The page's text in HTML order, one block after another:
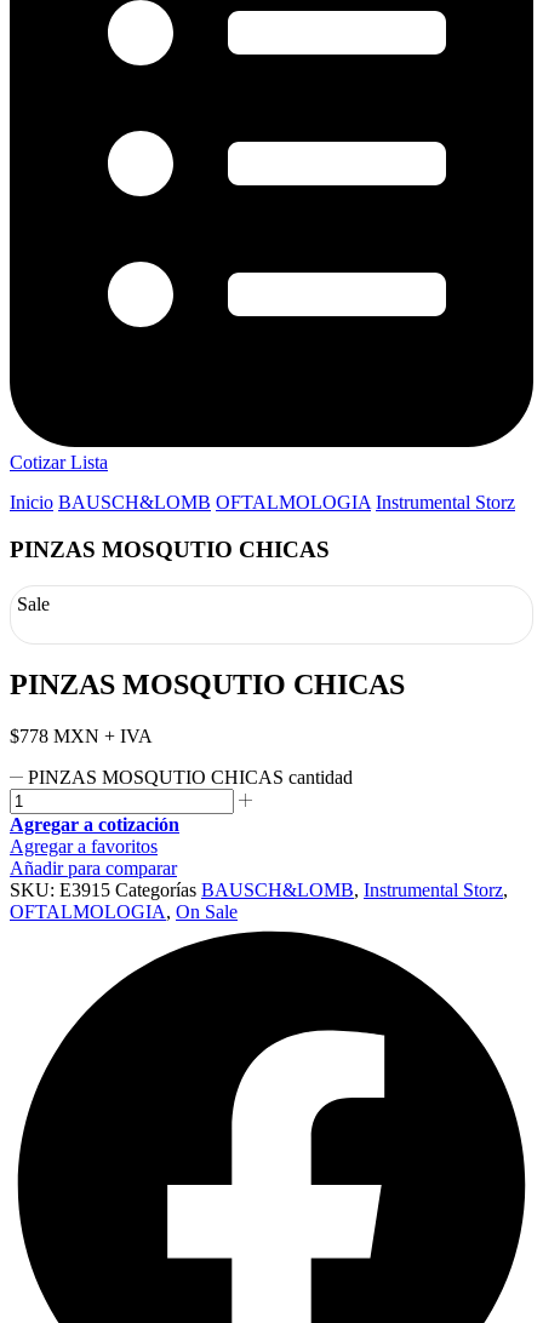
Cotizar Lista
Inicio BAUSCH&LOMB OFTALMOLOGIA Instrumental Storz
PINZAS MOSQUTIO CHICAS
Sale
PINZAS MOSQUTIO CHICAS
$778 MXN + IVA
PINZAS MOSQUTIO CHICAS cantidad
Agregar a cotización
Agregar a favoritos
Añadir para comparar
SKU: E3915 Categorías BAUSCH&LOMB, Instrumental Storz,
OFTALMOLOGIA, On Sale